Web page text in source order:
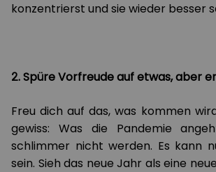
konzentrierst und sie wieder besser
2. Spüre Vorfreude auf etwas, aber
Freu dich auf das, was kommen
gewiss: Was die Pandemie
schlimmer nicht werden. Es kann
sein. Sieh das neue Jahr als eine